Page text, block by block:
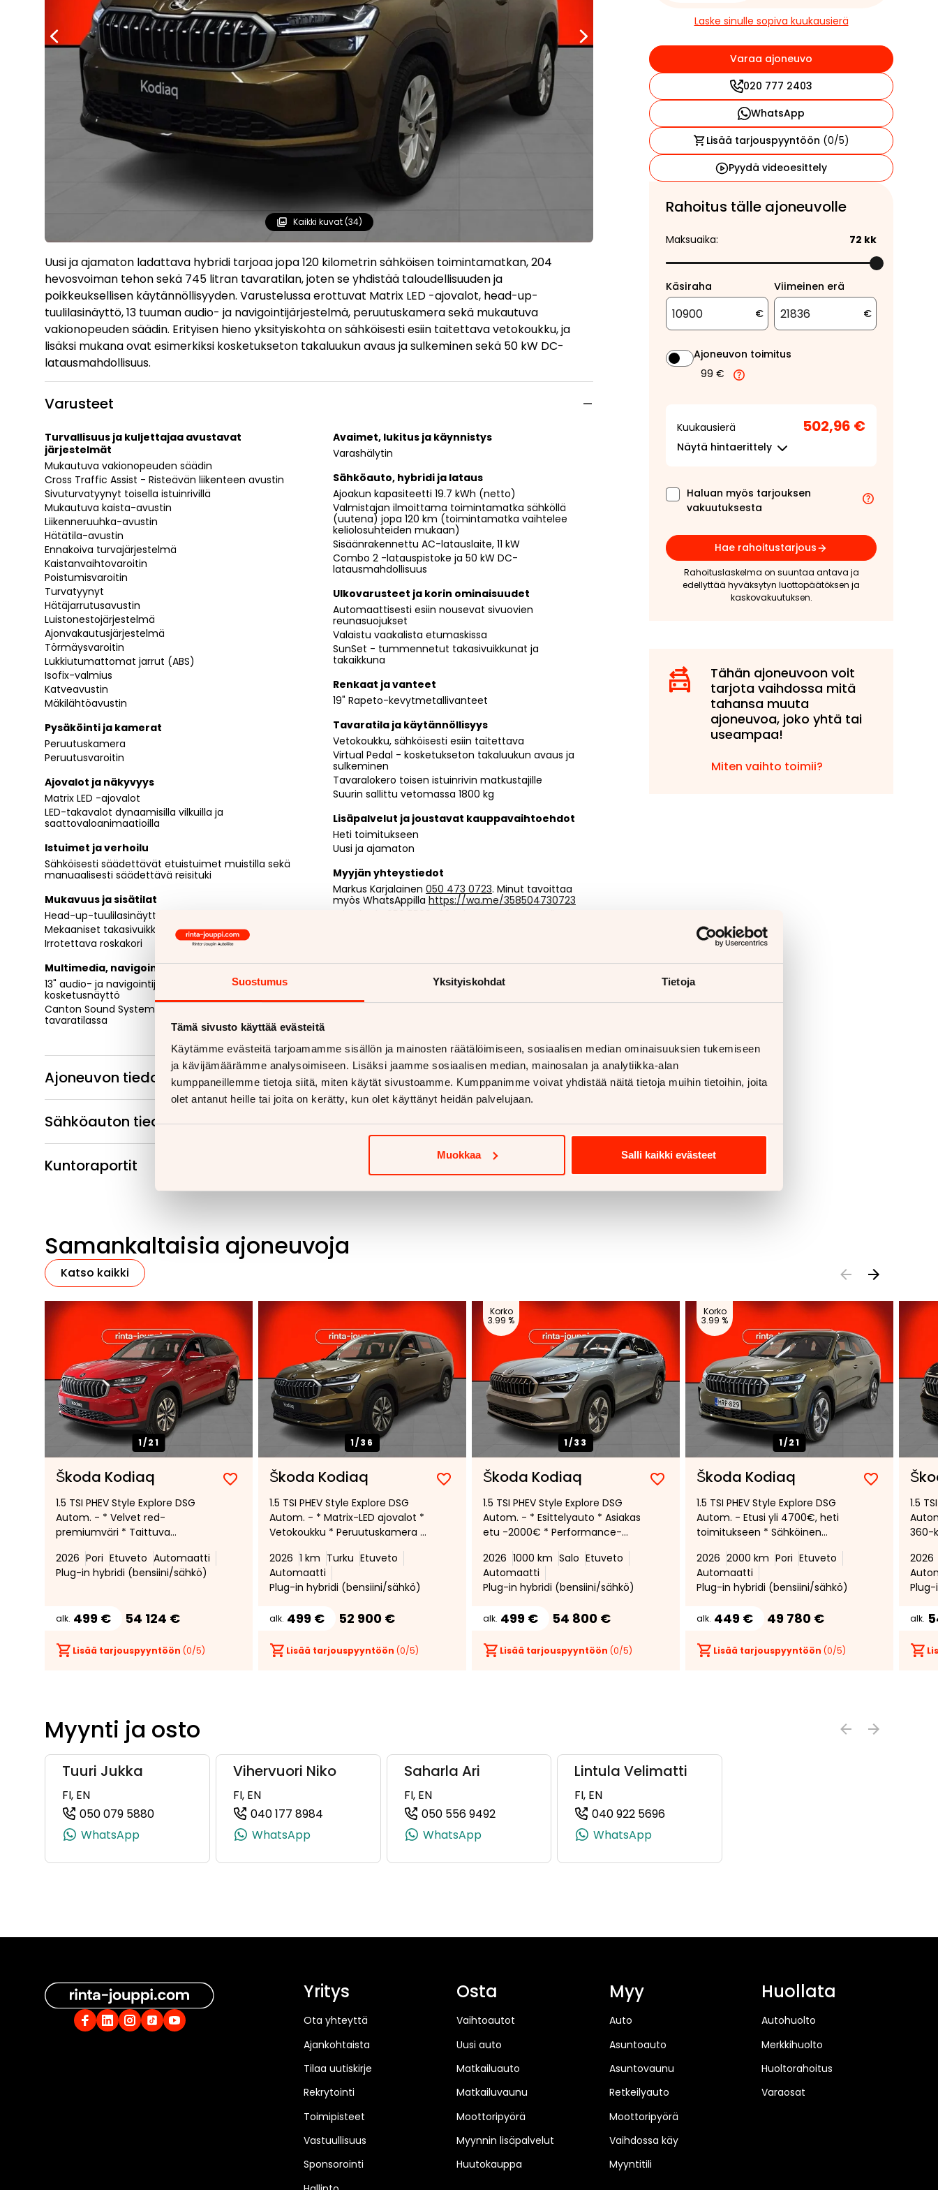
Suostumus Yksityiskohdat Tietoja
Tämä sivusto käyttää evästeitä
Käytämme evästeitä tarjoamamme sisällön ja mainosten räätälöimiseen, sosiaalisen median ominaisuuksien tukemiseen
ja kävijämäärämme analysoimiseen. Lisäksi jaamme sosiaalisen median, mainosalan ja analytiikka-alan
kumppaneillemme tietoja siitä, miten käytät sivustoamme. Kumppanimme voivat yhdistää näitä tietoja muihin tietoihin, joita
olet antanut heille tai joita on kerätty, kun olet käyttänyt heidän palvelujaan.
Muokkaa Salli kaikki evästeet
Kaikki kuvat (34)
Uusi ja ajamaton ladattava hybridi tarjoaa jopa 120 kilometrin sähköisen toimintamatkan, 204
hevosvoiman tehon sekä 745 litran tavaratilan, joten se yhdistää taloudellisuuden ja
poikkeuksellisen käytännöllisyyden. Varustelussa erottuvat Matrix LED -ajovalot, head-up-
tuulilasinäyttö, 13 tuuman audio- ja navigointijärjestelmä, peruutuskamera sekä mukautuva
vakionopeuden säädin. Erityisen hieno yksityiskohta on sähköisesti esiin taitettava vetokoukku, ja
lisäksi mukana ovat esimerkiksi kosketukseton takaluukun avaus ja sulkeminen sekä 50 kW DC-
latausmahdollisuus.
Varusteet
Turvallisuus ja kuljettajaa avustavat
järjestelmät
Mukautuva vakionopeuden säädin
Cross Traffic Assist - Risteävän liikenteen avustin
Sivuturvatyynyt toisella istuinrivillä
Mukautuva kaista-avustin
Liikenneruuhka-avustin
Hätätila-avustin
Ennakoiva turvajärjestelmä
Kaistanvaihtovaroitin
Poistumisvaroitin
Turvatyynyt
Hätäjarrutusavustin
Luistonestojärjestelmä
Ajonvakautusjärjestelmä
Törmäysvaroitin
Lukkiutumattomat jarrut (ABS)
Isofix-valmius
Katveavustin
Mäkilähtöavustin
Pysäköinti ja kamerat
Peruutuskamera
Peruutusvaroitin
Ajovalot ja näkyvyys
Matrix LED -ajovalot
LED-takavalot dynaamisilla vilkuilla ja
saattovaloanimaatioilla
Istuimet ja verhoilu
Sähköisesti säädettävät etuistuimet muistilla sekä
manuaalisesti säädettävä reisituki
Mukavuus ja sisätilat
Head-up-tuulilasinäyttö
Mekaaniset takasivuikkunoiden rullaverhot
Irrotettava roskakori
Multimedia, navigointi ja yhteydet
13" audio- ja navigointijärjestelmä, värillinen
kosketusnäyttö
Canton Sound System - Tilapäisvarapyörä
tavaratilassa
Avaimet, lukitus ja käynnistys
Varashälytin
Sähköauto, hybridi ja lataus
Ajoakun kapasiteetti 19.7 kWh (netto)
Valmistajan ilmoittama toimintamatka sähköllä
(uutena) jopa 120 km (toimintamatka vaihtelee
keliolosuhteiden mukaan)
Sisäänrakennettu AC-latauslaite, 11 kW
Combo 2 -latauspistoke ja 50 kW DC-
latausmahdollisuus
Ulkovarusteet ja korin ominaisuudet
Automaattisesti esiin nousevat sivuovien
reunasuojukset
Valaistu vaakalista etumaskissa
SunSet - tummennetut takasivuikkunat ja
takaikkuna
Renkaat ja vanteet
19" Rapeto-kevytmetallivanteet
Tavaratila ja käytännöllisyys
Vetokoukku, sähköisesti esiin taitettava
Virtual Pedal - kosketukseton takaluukun avaus ja
sulkeminen
Tavaralokero toisen istuinrivin matkustajille
Suurin sallittu vetomassa 1800 kg
Lisäpalvelut ja joustavat kauppavaihtoehdot
Heti toimitukseen
Uusi ja ajamaton
Myyjän yhteystiedot
Markus Karjalainen 050 473 0723. Minut tavoittaa
myös WhatsAppilla https://wa.me/358504730723
Niko Vihervuori040 177 8984. Minut tavoittaa myös
https://wa.me/358401778984
Ajoneuvon tiedot
Sähköauton tiedot
Kuntoraportit
Laske sinulle sopiva kuukausierä
Varaa ajoneuvo
020 777 2403
WhatsApp
Lisää tarjouspyyntöön (0/5)
Pyydä videoesittely
Rahoitus tälle ajoneuvolle
Maksuaika: 72 kk
Käsiraha
€
Viimeinen erä
€
Ajoneuvon toimitus
99 €
Kuukausierä 502,96 €
Näytä hintaerittely
Haluan myös tarjouksen
vakuutuksesta
Hae rahoitustarjous
Rahoituslaskelma on suuntaa antava ja
edellyttää hyväksytyn luottopäätöksen ja
kaskovakuutuksen.
Tähän ajoneuvoon voit
tarjota vaihdossa mitä
tahansa muuta
ajoneuvoa, joko yhtä tai
useampaa!
Miten vaihto toimii?
Samankaltaisia ajoneuvoja
Katso kaikki
1/21
Škoda Kodiaq
Lisää
suosikiksi
Poista
suosikeista
1.5 TSI PHEV Style Explore DSG
Autom. - * Velvet red-
premiumväri * Taittuva
kevytmetallivanteet * Heti
toimitukseen
2026 Pori Etuveto Automaatti
Plug-in hybridi (bensiini/sähkö)
alk. 499 € 54 124 €
Lisää tarjouspyyntöön (0/5)
1/36
Škoda Kodiaq
Lisää
suosikiksi
Poista
suosikeista
1.5 TSI PHEV Style Explore DSG
Autom. - * Matrix-LED ajovalot *
Vetokoukku * Peruutuskamera *
takaluukku * Mukautuva
vakionopeussäädin * Heti
toimitukseen *
2026 1 km Turku Etuveto
Automaatti
Plug-in hybridi (bensiini/sähkö)
alk. 499 € 52 900 €
Lisää tarjouspyyntöön (0/5)
Korko
3.99 %
1/33
Škoda Kodiaq
Lisää
suosikiksi
Poista
suosikeista
1.5 TSI PHEV Style Explore DSG
Autom. - * Esittelyauto * Asiakas
etu -2000€ * Performance-
Matrix *
2026 1000 km Salo Etuveto
Automaatti
Plug-in hybridi (bensiini/sähkö)
alk. 499 € 54 800 €
Lisää tarjouspyyntöön (0/5)
Korko
3.99 %
1/21
Škoda Kodiaq
Lisää
suosikiksi
Poista
1.5 TSI PHEV Style Explore DSG
Autom. - Etusi yli 4700€, heti
toimitukseen * Sähköinen
etuistuimet muistilla * Canton-
soundsystem * Matrix-led *
2026 2000 km Pori Etuveto
Automaatti
Plug-in hybridi (bensiini/sähkö)
alk. 449 € 49 780 €
Lisää tarjouspyyntöön (0/5)
1.5
360-
2026
alk.
Myynti ja osto
Tuuri Jukka
FI, EN
050 079 5880
(+358500795880, 0500795880, +358 50 079 5880)
WhatsApp
Vihervuori Niko
FI, EN
040 177 8984
(+358401778984, 0401778984, +358 40 177 8984)
WhatsApp
Saharla Ari
FI, EN
050 556 9492
(+358505569492, 0505569492, +358 50 556 9492)
WhatsApp
Lintula Velimatti
FI, EN
040 922 5696
WhatsApp
Yritys
Ota yhteyttä
Ajankohtaista
Tilaa uutiskirje
Rekrytointi
Toimipisteet
Vastuullisuus
Sponsorointi
Osta
Vaihtoautot
Uusi auto
Matkailuauto
Matkailuvaunu
Moottoripyörä
Myynnin lisäpalvelut
Huutokauppa
Myy
Auto
Asuntoauto
Asuntovaunu
Retkeilyauto
Moottoripyörä
Vaihdossa käy
Myyntitili
Huollata
Autohuolto
Merkkihuolto
Huoltorahoitus
Varaosat